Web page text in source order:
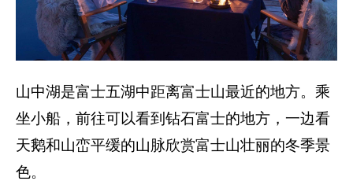
山中湖是富士五湖中距离富士山最近的地方。乘
坐小船，前往可以看到钻石富士的地方，一边看
天鹅和山峦平缓的山脉欣赏富士山壮丽的冬季景
色。